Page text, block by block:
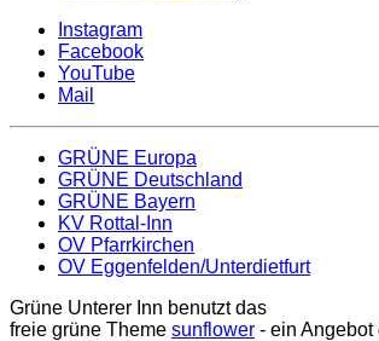
Instagram
Facebook
YouTube
Mail
GRÜNE Europa
GRÜNE Deutschland
GRÜNE Bayern
KV Rottal-Inn
OV Pfarrkirchen
OV Eggenfelden/Unterdietfurt
Grüne Unterer Inn benutzt das
freie grüne Theme sunflower ‐ ein Angebot